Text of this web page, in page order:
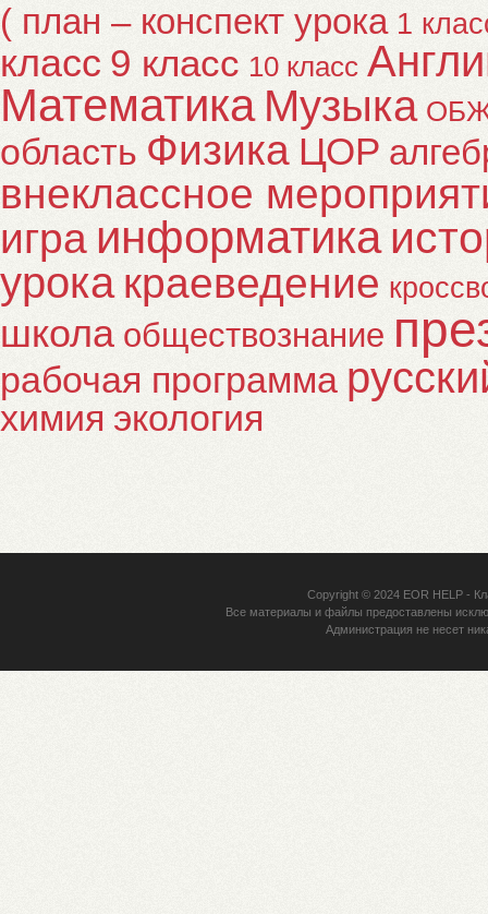
( план – конспект урока 1
класс 9 класс 10 класс
Математика Музыка
область Физика ЦОР
внеклассное
игра информатика
урока краеведение
школа обществознание
рабочая программа
химия экология
Copyright © 2024 EOR HELP-
Все материалы и файлы предоставлены
Администрация не несет